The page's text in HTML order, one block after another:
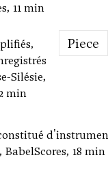
11 min
Silésie,
min
Piece
18 min